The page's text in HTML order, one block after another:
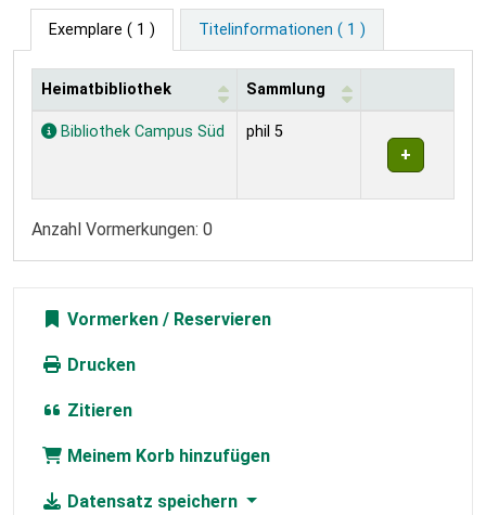
Exemplare ( 1 ) Titelinformationen ( 1 )
Exemplare
Heimatbibliothek Sammlung
Bibliothek Campus Süd phil 5
Anzahl Vormerkungen: 0
Vormerken
Drucken
Zitieren
Meinem Korb hinzufügen
Datensatz speichern